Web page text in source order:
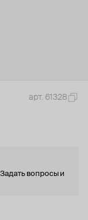
арт. 61328
вопросы и